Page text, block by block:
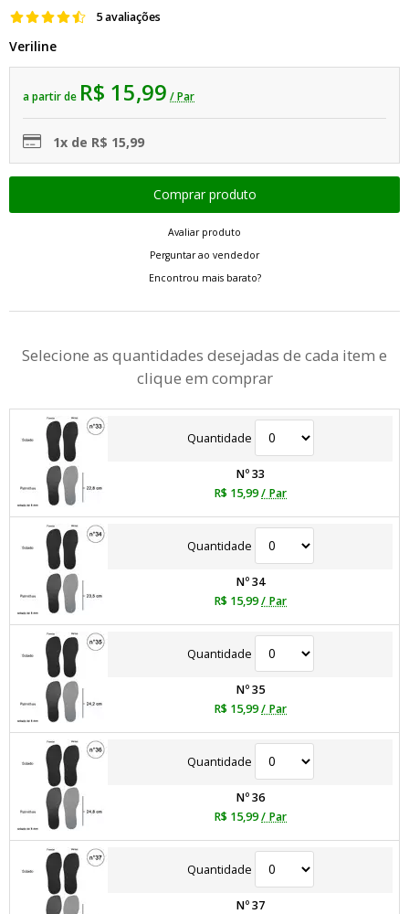
5 avaliações
Veriline
a partir de R$ 15,99 / Par
1x de R$ 15,99
Avaliar produto
Perguntar ao vendedor
Encontrou mais barato?
Selecione as quantidades desejadas de cada item e
clique em comprar
Quantidade
Nº 33
R$ 15,99/ Par
Quantidade
Nº 34
R$ 15,99/ Par
Quantidade
Nº 35
R$ 15,99/ Par
Quantidade
Nº 36
R$ 15,99/ Par
Quantidade
Nº 37